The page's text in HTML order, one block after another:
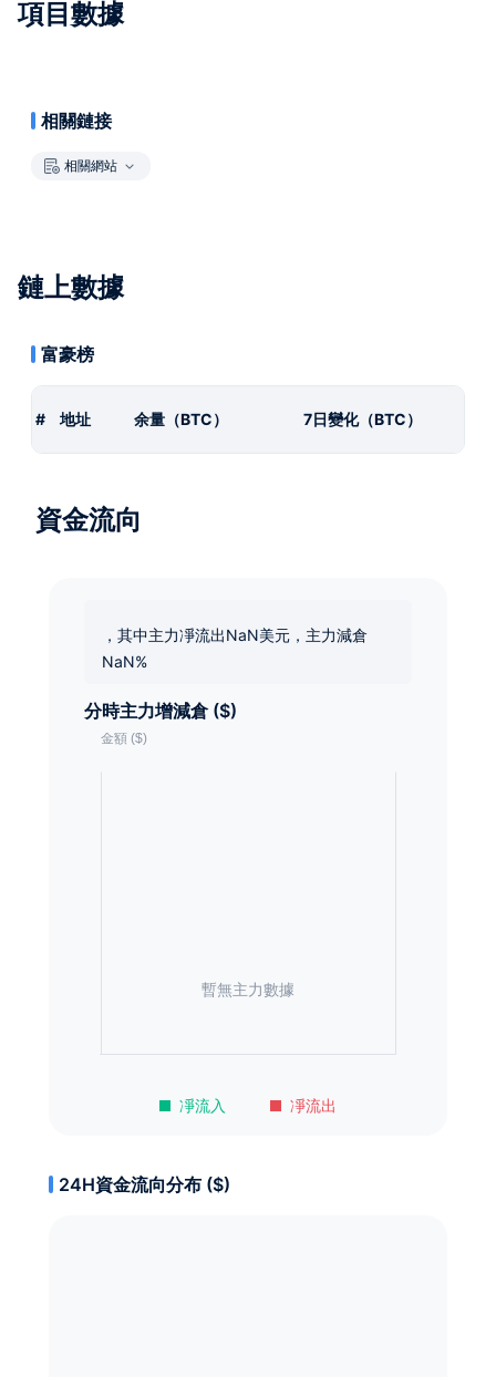
項目數據
相關鏈接
相關網站
鏈上數據
富豪榜
# 地址 余量（BTC） 7日變化（BTC）
資金流向
，其中主力凈流出NaN美元，主力減倉
NaN%
分時主力增減倉 ($)
凈流入 凈流出
暫無主力數據
24H資金流向分布 ($)